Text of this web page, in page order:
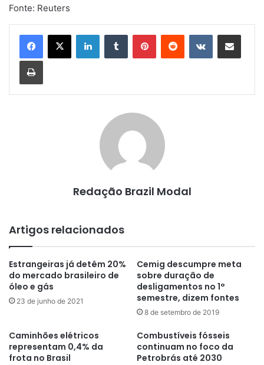
Fonte: Reuters
LinkedinTumblr PinterestReddit VK Compartilhar via e-mail
Imprimir
Redação Brazil Modal
Artigos relacionados
Estrangeiras já detêm 20%
do mercado brasileiro de
óleo e gás
23 de junho de 2021
Cemig descumpre meta
sobre duração de
desligamentos no 1°
semestre, dizem fontes
8 de setembro de 2019
Caminhões elétricos
representam 0,4% da
frota no Brasil
Combustíveis fósseis
continuam no foco da
Petrobrás até 2030